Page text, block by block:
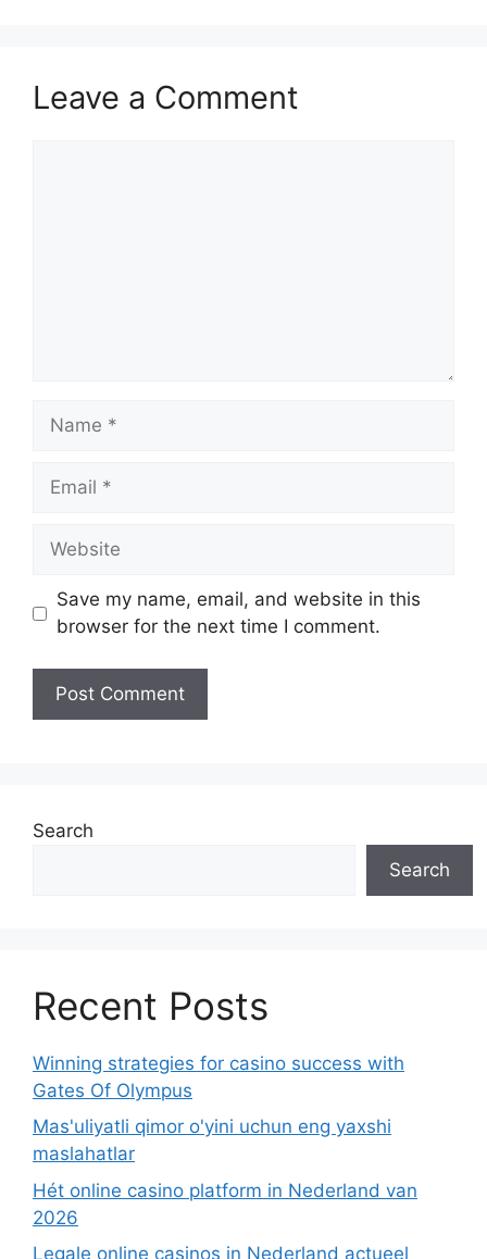
Leave a Comment
Name
Email
Website
Save my name, email, and website in this
browser for the next time I comment.
Search
Search
Recent Posts
Winning strategies for casino success with
Gates Of Olympus
Mas'uliyatli qimor o'yini uchun eng yaxshi
maslahatlar
Hét online casino platform in Nederland van
2026
Legale online casinos in Nederland actueel